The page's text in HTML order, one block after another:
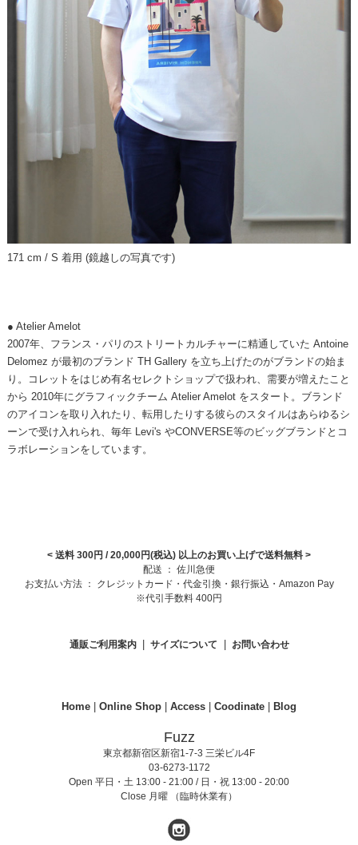
171 cm / S 着用 (鏡越しの写真です)
● Atelier Amelot
2007年、フランス・パリのストリートカルチャーに精通していた Antoine
Delomez が最初のブランド TH Gallery を立ち上げたのがブランドの始ま
り。コレットをはじめ有名セレクトショップで扱われ、需要が増えたこと
から 2010年にグラフィックチーム Atelier Amelot をスタート。ブランド
のアイコンを取り入れたり、転用したりする彼らのスタイルはあらゆるシ
ーンで受け入れられ、毎年 Levi's やCONVERSE等のビッグブランドとコ
ラボレーションをしています。
< 送料 300円 / 20,000円(税込) 以上のお買い上げで送料無料 >
配送 ： 佐川急便
お支払い方法 ： クレジットカード・代金引換・銀行振込・Amazon Pay
※代引手数料 400円
通販ご利用案内 サイズについて お問い合わせ
Home Online Shop Access Coodinate Blog
Fuzz
東京都新宿区新宿1-7-3 三栄ビル4F
03-6273-1172
Open 平日・土 13:00 - 21:00 / 日・祝 13:00 - 20:00
Close 月曜 （臨時休業有）